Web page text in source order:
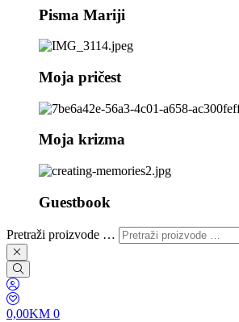
Pisma Mariji
Moja pričest
Moja krizma
Guestbook
Pretraži proizvode …
0,00KM 0